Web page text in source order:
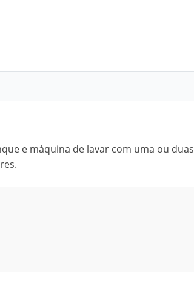
e máquina de lavar com uma ou duas